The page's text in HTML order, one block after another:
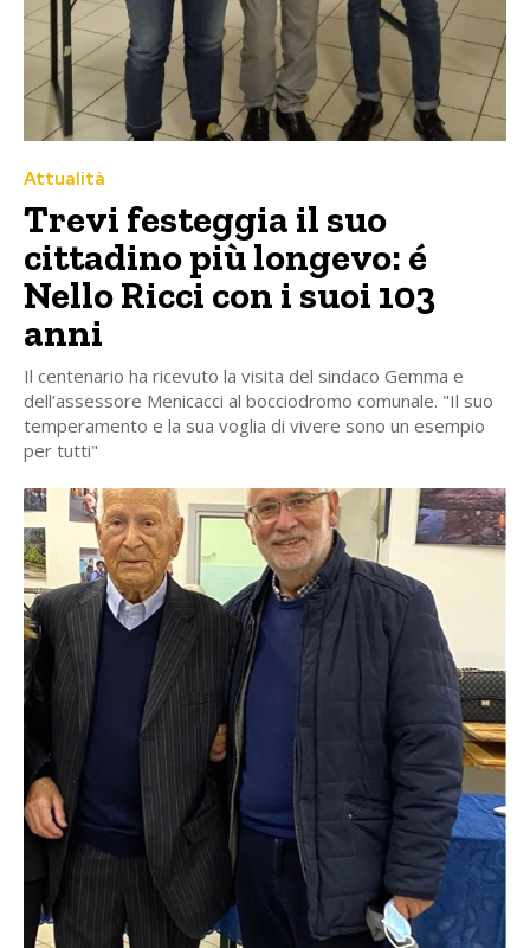
Attualità
Trevi festeggia il suo
cittadino più longevo: é
Nello Ricci con i suoi 103
anni
Il centenario ha ricevuto la visita del sindaco Gemma e
dell’assessore Menicacci al bocciodromo comunale. "Il suo
temperamento e la sua voglia di vivere sono un esempio
per tutti"